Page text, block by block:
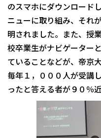
のスマホにダウンロード
ニューに取り組み、それ
明されました。また、授
校卒業生がナビゲーター
ていることなどが、帝京
毎年１，０００人が受講
ったと答える者が９０％